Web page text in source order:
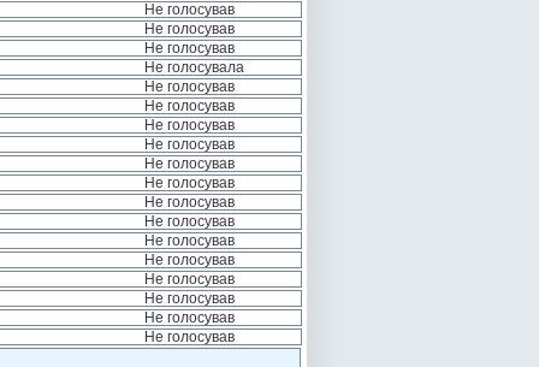
Не голосував
Не голосував
Не голосував
Не голосувала
Не голосував
Не голосував
Не голосував
Не голосував
Не голосував
Не голосував
Не голосував
Не голосував
Не голосував
Не голосував
Не голосував
Не голосував
Не голосував
Не голосував